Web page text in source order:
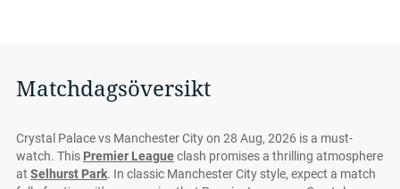
Matchdagsöversikt
Crystal Palace vs Manchester City on 28 Aug, 2026 is a must-
watch. This Premier Leagueclash promises a thrilling atmosphere
at Selhurst Park. In classic Manchester City style, expect a match